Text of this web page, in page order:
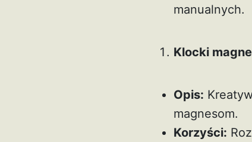
manualnych.
Klocki
Opis:
magnesom.
Korzyści: